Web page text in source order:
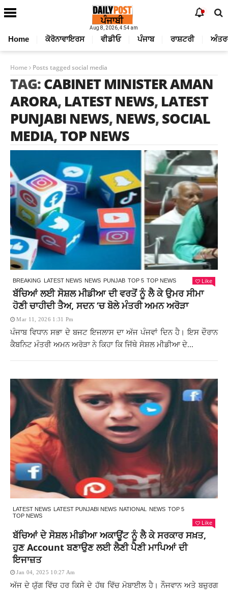
Aug 8, 2026, 4:54 am
Home ਕੋਰੋਨਾਵਾਇਰਸ ਵੀਡੀਓ ਪੰਜਾਬ ਰਾਸ਼ਟਰੀ
Home Posts tagged social media
TAG:CABINET MINISTER AMAN
ARORA, LATEST NEWS, LATEST
PUNJABI NEWS, NEWS,SOCIAL
MEDIA,TOP NEWS
BREAKING LATEST NEWS NEWS PUNJAB TOP 5 TOP NEWS Like
ਬੱਚਿਆਂ ਲਈ ਸੋਸ਼ਲ ਮੀਡੀਆ ਦੀ ਵਰਤੋਂ ਨੂੰ ਲੈ ਕੇ ਉਮਰ ਸੀਮਾ
ਹੋਣੀ ਚਾਹੀਦੀ ਤੈਅ, ਸਦਨ ‘ਚ ਬੋਲੇ ਮੰਤਰੀ ਅਮਨ ਅਰੋੜਾ
Mar 11, 2026 1:31 Pm
ਪੰਜਾਬ ਵਿਧਾਨ ਸਭਾ ਦੇ ਬਜਟ ਇਜਲਾਸ ਦਾ ਅੱਜ ਪੰਜਵਾਂ ਦਿਨ ਹੈ। ਇਸ ਦੌਰਾਨ
ਕੈਬਨਿਟ ਮੰਤਰੀ ਅਮਨ ਅਰੋੜਾ ਨੇ ਕਿਹਾ ਕਿ ਜਿੱਥੇ ਸੋਸ਼ਲ ਮੀਡੀਆ ਦੇ...
LATEST NEWS LATEST PUNJABI NEWS NATIONAL NEWS TOP 5
TOP NEWS
Like
ਬੱਚਿਆਂ ਦੇ ਸੋਸ਼ਲ ਮੀਡੀਆ ਅਕਾਊਂਟ ਨੂੰ ਲੈ ਕੇ ਸਰਕਾਰ ਸਖ਼ਤ,
ਹੁਣ Account ਬਣਾਉਣ ਲਈ ਲੈਣੀ ਪੈਣੀ ਮਾਪਿਆਂ ਦੀ
ਇਜਾਜ਼ਤ
Jan 04, 2025 10:27 Am
ਅੱਜ ਦੇ ਯੁੱਗ ਵਿੱਚ ਹਰ ਕਿਸੇ ਦੇ ਹੱਥ ਵਿੱਚ ਮੋਬਾਈਲ ਹੈ। ਨੌਜਵਾਨ ਅਤੇ ਬਜ਼ੁਰਗ